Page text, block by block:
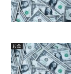
お金